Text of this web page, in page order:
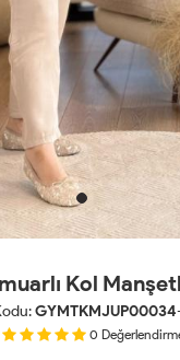
Kol
0